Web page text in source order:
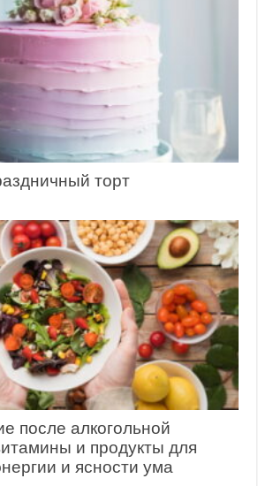
торт
после алкогольной
и продукты для
и ясности ума